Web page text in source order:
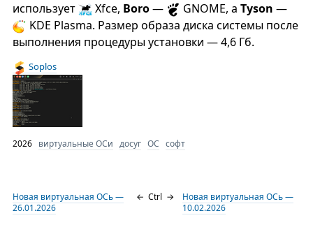
использует
Xfce, Boro— GNOME, а Tyson —
KDE Plasma. Размер образа диска системы после
выполнения процедуры установки — 4,6 Гб.
Soplos
2026 виртуальные ОСи досуг ОС софт
Новая виртуальная ОСь —
26.01.2026
← Ctrl →
Новая виртуальная ОСь —
10.02.2026